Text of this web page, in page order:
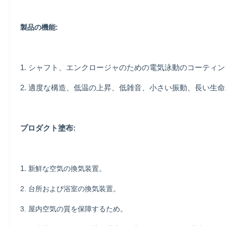
製品の機能:
1. シャフト、エンクロージャのための電気泳動のコーティ
2. 適度な構造、低温の上昇、低雑音、小さい振動、長い生
プロダクト塗布:
1. 新鮮な空気の換気装置。
2. 台所および浴室の換気装置。
3. 屋内空気の質を保障するため。